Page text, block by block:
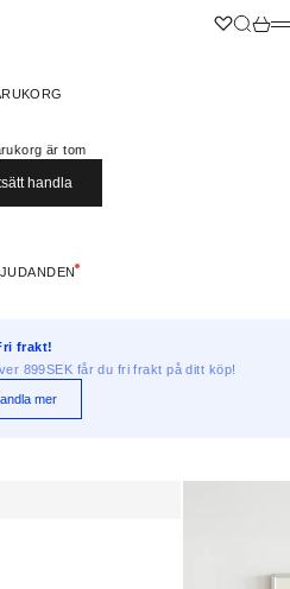
Wishlist
Sök
är tom
handla
frakt!
899SEK får du fri frakt på ditt köp!
mer